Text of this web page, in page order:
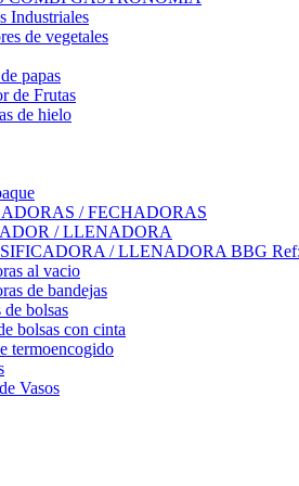
Industriales
de vegetales
papas
de Frutas
de hielo
/ FECHADORAS
/ LLENADORA
/ LLENADORA BBG
al vacio
de bandejas
de bolsas
bolsas con cinta
termoencogido
Vasos